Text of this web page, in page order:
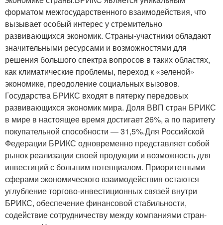
форматом межгосударственного взаимодействия, что
вызывает особый интерес у стремительно
развивающихся экономик. Страны-участники обладают
значительными ресурсами и возможностями для
решения большого спектра вопросов в таких областях,
как климатические проблемы, переход к «зеленой»
экономике, преодоление социальных вызовов.
Государства БРИКС входят в пятерку передовых
развивающихся экономик мира. Доля ВВП стран БРИКС
в мире в настоящее время достигает 26%, а по паритету
покупательной способности — 31,5%.Для Российской
Федерации БРИКС одновременно представляет собой
рынок реализации своей продукции и возможность для
инвестиций с большим потенциалом. Приоритетными
сферами экономического взаимодействия остаются
углубление торгово-инвестиционных связей внутри
БРИКС, обеспечение финансовой стабильности,
содействие сотрудничеству между компаниями стран-